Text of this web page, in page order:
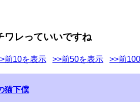
ワレっていいですね
前10を表示 >>前50を表示 >>前
猫下僕